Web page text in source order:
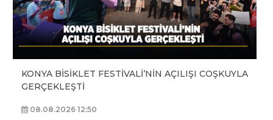
KONYA BİSİKLET FESTİVALİ’NİN AÇILIŞI COŞKUYLA
GERÇEKLEŞTİ
08.08.2026 12:50